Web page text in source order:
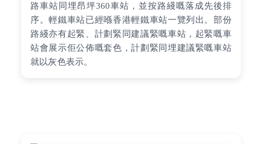
路車站同埋昂坪360車站，並按路綫嘅落成先後排
序。輕鐵車站已經喺香港輕鐵車站一覽列出。部份
路綫亦有起緊、計劃緊同建議緊嘅車站，起緊嘅車
站會展示佢公佈嘅套色，計劃緊同埋建議緊嘅車站
就以灰色表示。